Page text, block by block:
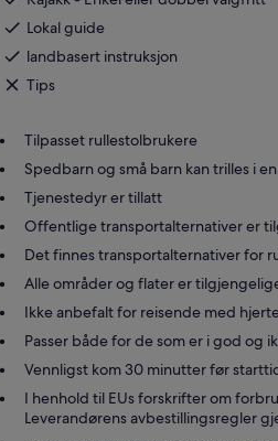
Lokal guide
landbasert instruksjon
Tips
Tilpasset rullestolbrukere
Spedbarn og små barn kan trilles i
Tjenestedyr er tillatt
Offentlige transportalternativer er
Det finnes transportalternativer for
Alle områder og flater er
Ikke anbefalt for reisende med
Passer både for de som er i god og
Vennligst kom 30 minutter før
I henhold til EUs forskrifter om
Leverandørens avbestillingsregler